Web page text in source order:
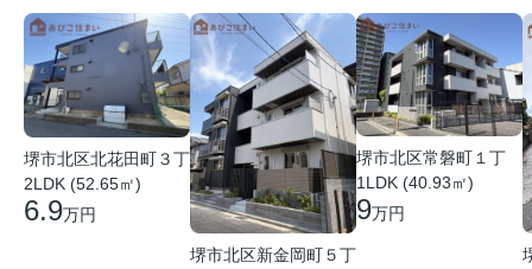
堺市北区北花田町３丁
2LDK (52.65㎡)
6.9万円
堺市北区新金岡町５丁
堺市北区常磐町１丁
1LDK (40.93㎡)
9万円